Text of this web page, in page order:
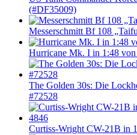
(#DF35009)
Messerschmitt Bf 108
Hurricane Mk. I in 1:48
The Golden 30s: Die
#72528
Curtiss-Wright CW-21B in